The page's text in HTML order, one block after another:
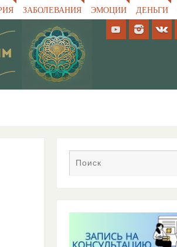
ЗАБОЛЕВАНИЯ ЭМОЦИИ ДЕНЬГИ